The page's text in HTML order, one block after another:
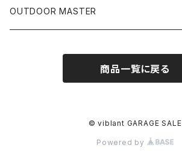
VAPALUX関連
OUTDOOR MASTER
商品一覧に戻る
© viblant GARAGE SALE
Powered by